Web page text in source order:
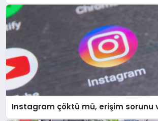
Instagram çöktü mü, erişim sorunu